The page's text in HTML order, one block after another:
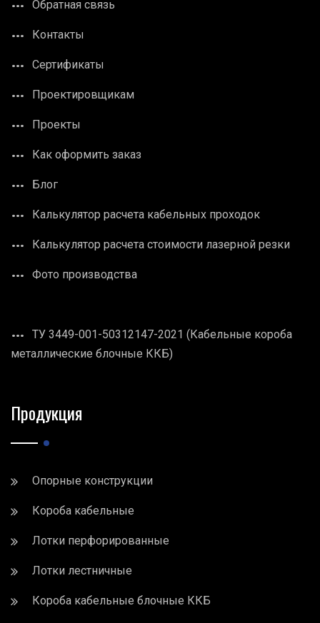
Обратная связь
Контакты
Сертификаты
Проектировщикам
Проекты
Как оформить заказ
Блог
Калькулятор расчета кабельных проходок
Калькулятор расчета стоимости лазерной резки
Фото производства
ТУ 3449-001-50312147-2021 (Кабельные короба
металлические блочные ККБ)
Продукция
Опорные конструкции
Короба кабельные
Лотки перфорированные
Лотки лестничные
Короба кабельные блочные ККБ